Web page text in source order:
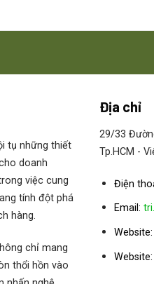
điện tử cũng như hệ
tới khách hàng
tụ những thiết
doanh
việc cung
tính đột phá
hàng.
chỉ mang
thổi hồn vào
Địa chỉ
29/33
Tp.HCM -
Điện
Email:
Website:
Website: